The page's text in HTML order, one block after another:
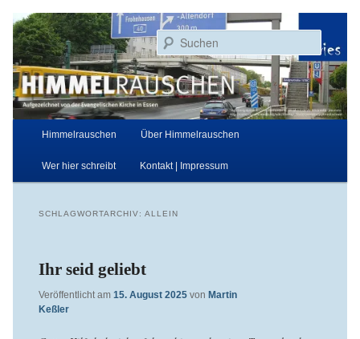
primären
Inhalt
springen
sekundären
Inhalt
springen
Himmelrauschen
Aufgezeichnet von der Evangelischen Kirche in Essen
Hauptmenü
Himmelrauschen Über Himmelrauschen
Wer hier schreibt Kontakt | Impressum
SCHLAGWORTARCHIV: ALLEIN
Ihr seid geliebt
Veröffentlicht am 15. August 2025 von Martin
Keßler